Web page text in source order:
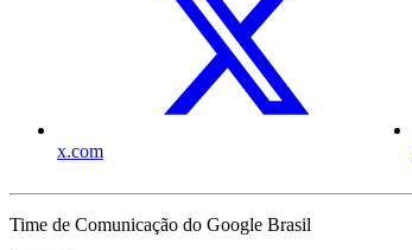
x.com
Time de Comunicação do Google Brasil